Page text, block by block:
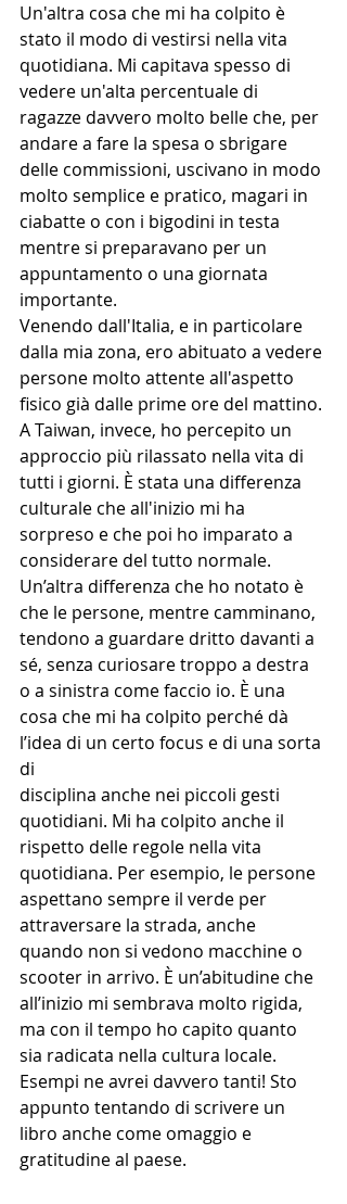
Un'altra cosa che mi ha colpito è
stato il modo di vestirsi nella vita
quotidiana. Mi capitava spesso di
vedere un'alta percentuale di
ragazze davvero molto belle che, per
andare a fare la spesa o sbrigare
delle commissioni, uscivano in modo
molto semplice e pratico, magari in
ciabatte o con i bigodini in testa
mentre si preparavano per un
appuntamento o una giornata
importante.
Venendo dall'Italia, e in particolare
dalla mia zona, ero abituato a vedere
persone molto attente all'aspetto
fisico già dalle prime ore del mattino.
A Taiwan, invece, ho percepito un
approccio più rilassato nella vita di
tutti i giorni. È stata una differenza
culturale che all'inizio mi ha
sorpreso e che poi ho imparato a
considerare del tutto normale.
Un’altra differenza che ho notato è
che le persone, mentre camminano,
tendono a guardare dritto davanti a
sé, senza curiosare troppo a destra
o a sinistra come faccio io. È una
cosa che mi ha colpito perché dà
l’idea di un certo focus e di una sorta
di
disciplina anche nei piccoli gesti
quotidiani. Mi ha colpito anche il
rispetto delle regole nella vita
quotidiana. Per esempio, le persone
aspettano sempre il verde per
attraversare la strada, anche
quando non si vedono macchine o
scooter in arrivo. È un’abitudine che
all’inizio mi sembrava molto rigida,
ma con il tempo ho capito quanto
sia radicata nella cultura locale.
Esempi ne avrei davvero tanti! Sto
appunto tentando di scrivere un
libro anche come omaggio e
gratitudine al paese.